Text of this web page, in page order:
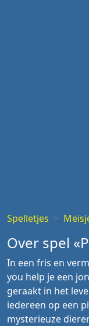
Spelletjes
Over spel
In een fris en
you help je een
geraakt in het
iedereen op een
mysterieuze